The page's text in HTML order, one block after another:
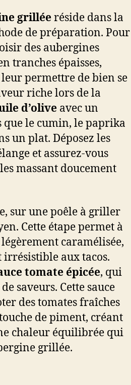
grilléeréside dans la
de préparation. Pour
des aubergines
tranches épaisses,
permettre de bien se
riche lors de la
d’olive avec un
que le cumin, le paprika
un plat. Déposez les
et assurez-vous
massant doucement
sur une poêle à griller
Cette étape permet à
caramélisée,
aux tacos.
tomate épicée, qui
saveurs. Cette sauce
des tomates fraîches
de piment, créant
chaleur équilibrée qui
grillée.